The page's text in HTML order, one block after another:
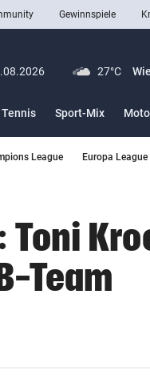
Gewinnspiele
27°C
Tennis Sport-Mix
League Europa League
Toni
Team